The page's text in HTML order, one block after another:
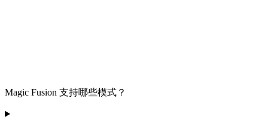
Magic Fusion 支持哪些模式？